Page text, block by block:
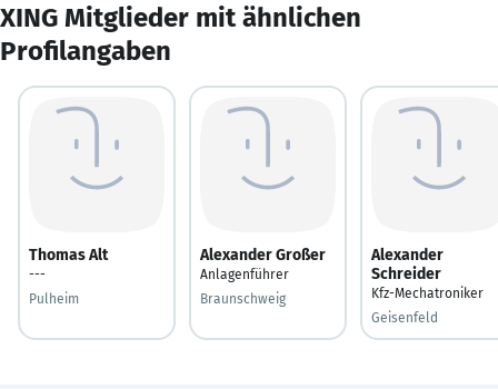
XING Mitglieder mit ähnlichen
Profilangaben
Thomas Alt
---
Pulheim
Alexander Großer
Anlagenführer
Braunschweig
Alexander
Schreider
Kfz-Mechatroniker
Geisenfeld